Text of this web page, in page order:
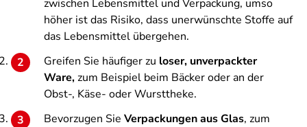
zwischen Lebensmittel und Verpackung, umso
höher ist das Risiko, dass unerwünschte Stoffe auf
das Lebensmittel übergehen.
Greifen Sie häufiger zu loser, unverpackter
Ware,zum Beispiel beim Bäcker oder an der
Obst-, Käse- oder Wursttheke.
Bevorzugen Sie Verpackungen aus Glas, zum